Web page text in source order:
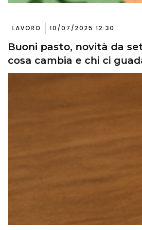
LAVORO 10/07/2025 12:30
Buoni pasto, novità da
cosa cambia e chi ci